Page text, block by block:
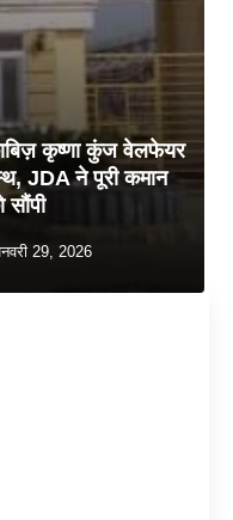
कृष्णा कुंज वेलफेयर
JDA ने पूरी कमान
सौंपी
29, 2026